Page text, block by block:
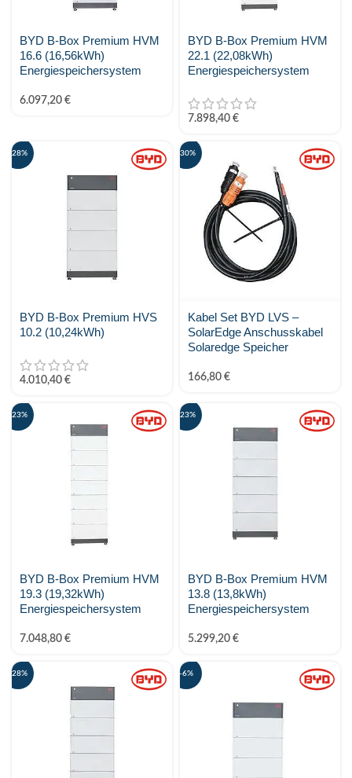
BYD B-Box Premium HVM
16.6 (16,56kWh)
Energiespeichersystem
6.097,20 €
BYD B-Box Premium HVM
22.1 (22,08kWh)
Energiespeichersystem
7.898,40 €
-28%
BYD B-Box Premium HVS
10.2 (10,24kWh)
4.010,40 €
-30%
Kabel Set BYD LVS –
SolarEdge Anschusskabel
Solaredge Speicher
166,80 €
-23%
BYD B-Box Premium HVM
19.3 (19,32kWh)
Energiespeichersystem
7.048,80 €
-23%
BYD B-Box Premium HVM
13.8 (13,8kWh)
Energiespeichersystem
5.299,20 €
-28% -6%